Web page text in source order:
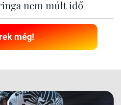
nem múlt idő
még!